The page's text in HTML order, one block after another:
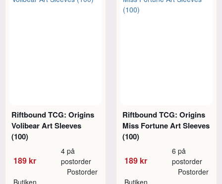
Riftbound TCG: Origins
Volibear Art Sleeves
(100)
189 kr
4 på
postorder
Butiken
Postorder
Riftbound TCG: Origins
Miss Fortune Art Sleeves
(100)
189 kr
6 på
postorder
Butiken
Postorder